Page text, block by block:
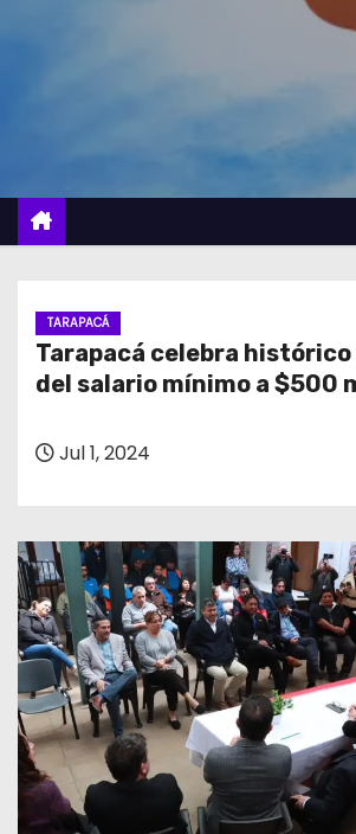
TARAPACÁ
Tarapacá celebra
del salario mínimo a $500
Jul 1, 2024